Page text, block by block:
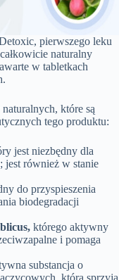
pierwszego leku
naturalny
w tabletkach
które są
tego produktu:
jest niezbędny dla
również w stanie
do przyspieszenia
biodegradacji
którego aktywny
i pomaga
substancja o